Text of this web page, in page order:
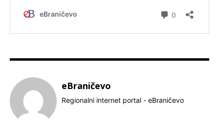
eBraničevo
Regionalni internet portal - eBraničevo